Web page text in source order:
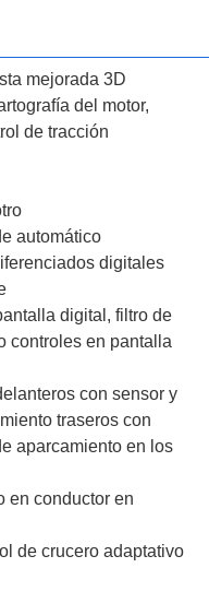
mejorada 3D
del motor,
de tracción
automático
digitales
digital, filtro de
controles en pantalla
con sensor y
traseros con
aparcamiento en los
en conductor en
de crucero adaptativo